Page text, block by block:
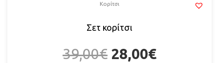
Κορίτσι
Σετ κορίτσι
39,00€ 28,00€